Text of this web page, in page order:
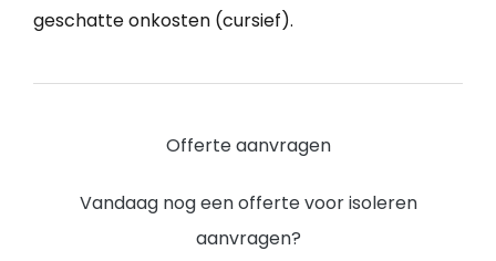
geschatte onkosten (cursief).
Offerte aanvragen
Vandaag nog een offerte voor isoleren
aanvragen?